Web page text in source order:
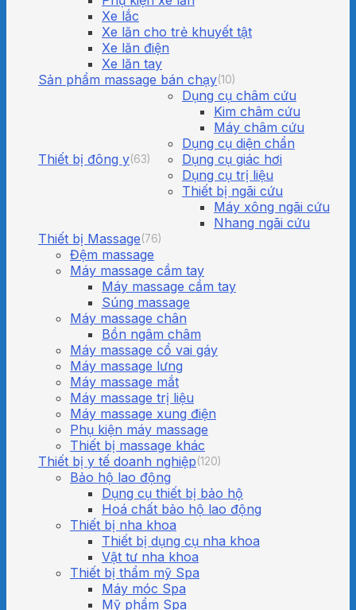
Xe lắc
Xe lăn cho trẻ khuyết tật
Xe lăn điện
Xe lăn tay
Sản phẩm massage bán chạy(10)
Thiết bị đông y(63)
Dụng cụ châm cứu
Kim châm cứu
Máy châm cứu
Dụng cụ diện chẩn
Dụng cụ giác hơi
Dụng cụ trị liệu
Thiết bị ngãi cứu
Máy xông ngãi cứu
Nhang ngãi cứu
Thiết bị Massage(76)
Đệm massage
Máy massage cầm tay
Máy massage cầm tay
Súng massage
Máy massage chân
Bồn ngâm châm
Máy massage cổ vai gáy
Máy massage lưng
Máy massage mắt
Máy massage trị liệu
Máy massage xung điện
Phụ kiện máy massage
Thiết bị massage khác
Thiết bị y tế doanh nghiệp(120)
Bảo hộ lao động
Dụng cụ thiết bị bảo hộ
Hoá chất bảo hộ lao động
Thiết bị nha khoa
Thiết bị dụng cụ nha khoa
Vật tư nha khoa
Thiết bị thẩm mỹ Spa
Máy móc Spa
Mỹ phẩm Spa